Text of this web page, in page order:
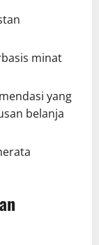
minat
yang
belanja